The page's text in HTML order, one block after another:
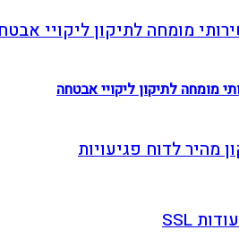
לתיקון ליקויי אבטחה
לדוח פגיעויות